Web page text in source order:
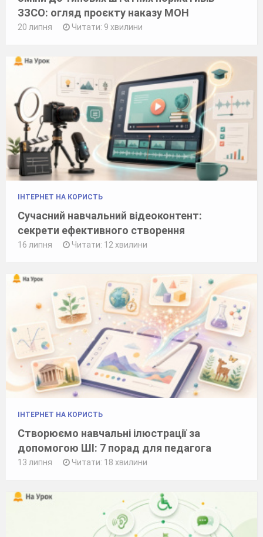
ЗЗСО: огляд проєкту наказу МОН
20 липня Читати: 9 хвилини
ІНТЕРНЕТ НА КОРИСТЬ
Сучасний навчальний відеоконтент:
секрети ефективного створення
16 липня Читати: 12 хвилини
ІНТЕРНЕТ НА КОРИСТЬ
Створюємо навчальні ілюстрації за
допомогою ШІ: 7 порад для педагога
13 липня Читати: 18 хвилини